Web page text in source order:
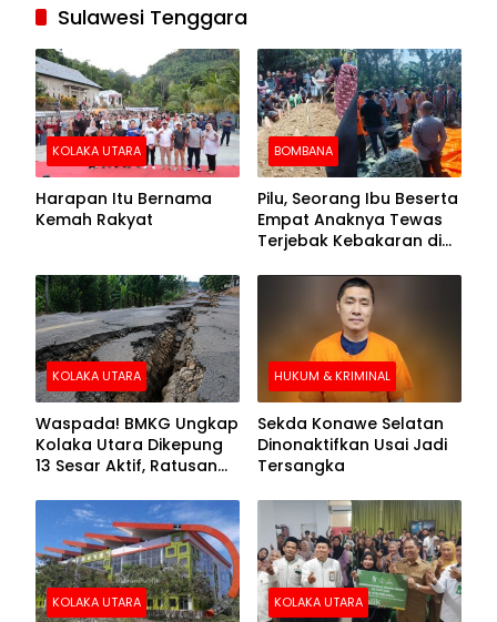
Sulawesi Tenggara
KOLAKA UTARA
Harapan Itu Bernama
Kemah Rakyat
BOMBANA
Pilu, Seorang Ibu Beserta
Empat Anaknya Tewas
Terjebak Kebakaran di
KOLAKA UTARA
Waspada! BMKG Ungkap
Kolaka Utara Dikepung
13 Sesar Aktif, Ratusan
HUKUM & KRIMINAL
Sekda Konawe Selatan
Dinonaktifkan Usai Jadi
Tersangka
KOLAKA UTARA KOLAKA UTARA